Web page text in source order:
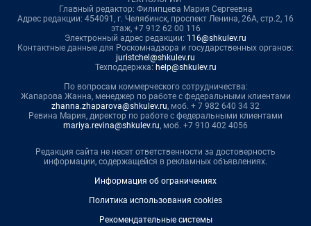
Главный редактор: Филипцева Мария Сергеевна
Адрес редакции: 454091, г. Челябинск, проспект Ленина, 26А, стр.2, 16
этаж, +7 912 62 00 116
Электронный адрес редакции: 116@shkulev.ru
Контактные данные для Роскомнадзора и государственных органов:
juristchel@shkulev.ru
Техподдержка: help@shkulev.ru
По вопросам коммерческого сотрудничества:
Жапарова Жанна, менеджер по работе с федеральными клиентами
zhanna.zhaparova@shkulev.ru, моб. + 7 982 640 34 32
Ревина Мария, директор по работе с федеральными клиентами
mariya.revina@shkulev.ru, моб. +7 910 402 4056
Редакция сайта не несет ответственности за достоверность
информации, содержащейся в рекламных объявлениях.
Информация об ограничениях
Политика использования cookies
Рекомендательные системы